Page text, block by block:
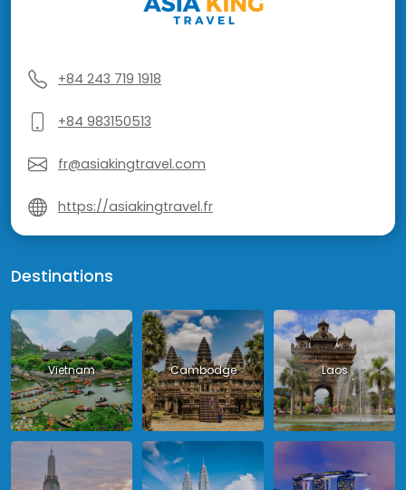
+84 243 719 1918
+84 983150513
fr@asiakingtravel.com
https://asiakingtravel.fr
Destinations
Vietnam Cambodge Laos